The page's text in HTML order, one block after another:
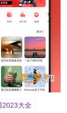
2023大全